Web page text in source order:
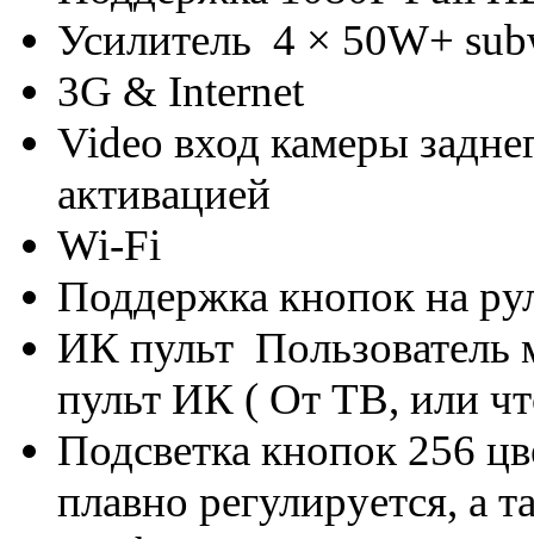
Усилитель 4 × 50W+
3G & Internet
Video вход камеры
активацией
Wi-Fi
Поддержка кнопок на
ИК пульт Пользователь
пульт ИК ( От ТВ, или
Подсветка кнопок 256
плавно регулируется, а